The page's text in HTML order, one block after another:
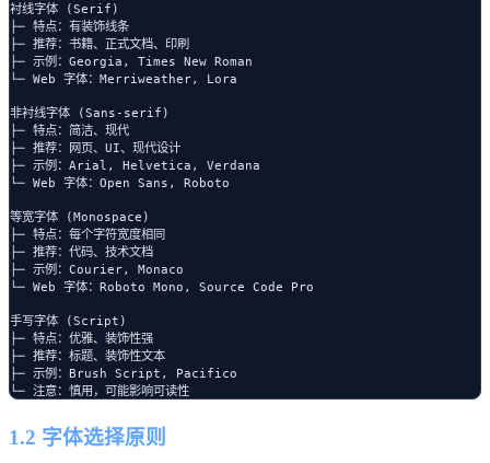
衬线字体 (Serif)
├─ 特点：有装饰线条
├─ 推荐：书籍、正式文档、印刷
├─ 示例：Georgia, Times New Roman
└─ Web 字体：Merriweather, Lora
非衬线字体 (Sans-serif)
├─ 特点：简洁、现代
├─ 推荐：网页、UI、现代设计
├─ 示例：Arial, Helvetica, Verdana
└─ Web 字体：Open Sans, Roboto
等宽字体 (Monospace)
├─ 特点：每个字符宽度相同
├─ 推荐：代码、技术文档
├─ 示例：Courier, Monaco
└─ Web 字体：Roboto Mono, Source Code Pro
手写字体 (Script)
├─ 特点：优雅、装饰性强
├─ 推荐：标题、装饰性文本
├─ 示例：Brush Script, Pacifico
1.2 字体选择原则